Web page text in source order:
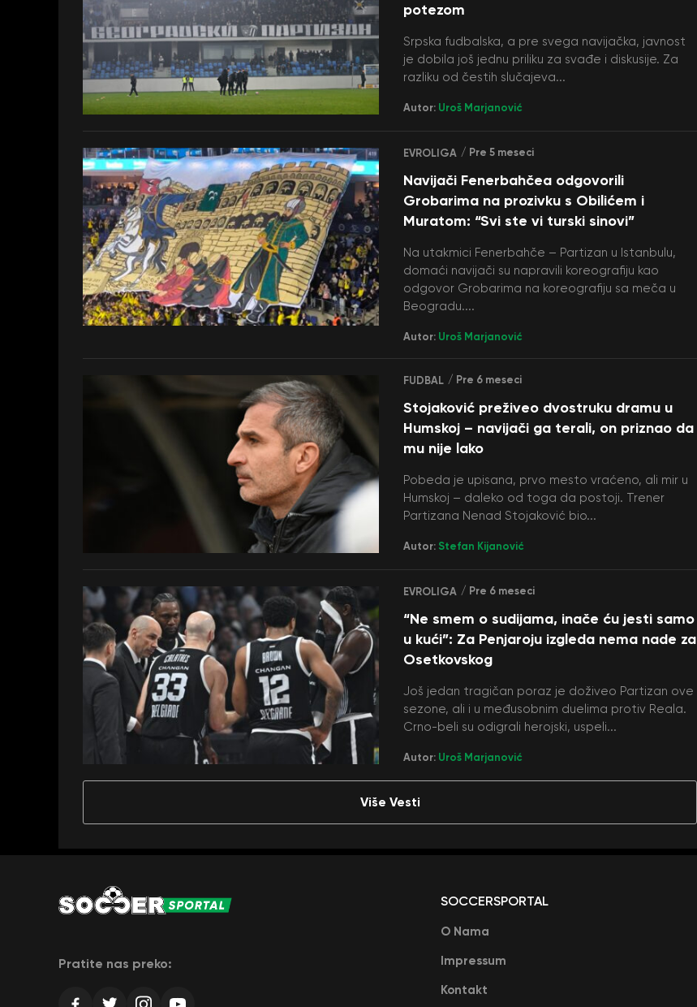
potezom
Srpska fudbalska, a pre svega navijačka, javnost
je dobila još jednu priliku za svađe i diskusije. Za
razliku od čestih slučajeva...
Autor: Uroš Marjanović
EVROLIGA / Pre 5 meseci
Navijači Fenerbahčea odgovorili
Grobarima na prozivku s Obilićem i
Muratom: “Svi ste vi turski sinovi”
Na utakmici Fenerbahče – Partizan u Istanbulu,
domaći navijači su napravili koreografiju kao
odgovor Grobarima na koreografiju sa meča u
Beogradu....
Autor: Uroš Marjanović
FUDBAL / Pre 6 meseci
Stojaković preživeo dvostruku dramu u
Humskoj – navijači ga terali, on priznao da
mu nije lako
Pobeda je upisana, prvo mesto vraćeno, ali mir u
Humskoj – daleko od toga da postoji. Trener
Partizana Nenad Stojaković bio...
Autor: Stefan Kijanović
EVROLIGA / Pre 6 meseci
“Ne smem o sudijama, inače ću jesti samo
u kući”: Za Penjaroju izgleda nema nade za
Osetkovskog
Još jedan tragičan poraz je doživeo Partizan ove
sezone, ali i u međusobnim duelima protiv Reala.
Crno-beli su odigrali herojski, uspeli...
Autor: Uroš Marjanović
Više Vesti
Pratite nas preko:
SOCCERSPORTAL
O Nama
Impressum
Kontakt